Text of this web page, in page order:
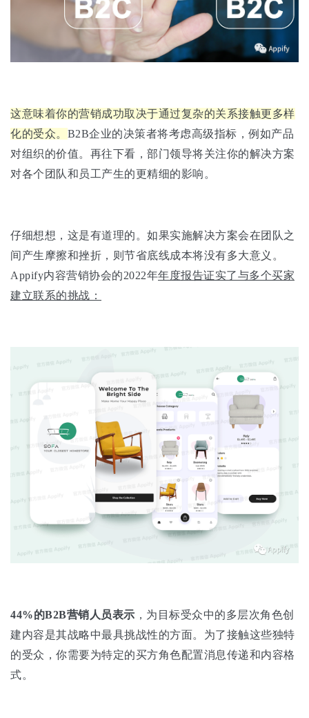
这意味着你的营销成功取决于通过复杂的关系接触更多样
化的受众。 B2B企业的决策者将考虑高级指标，例如产品
对组织的价值。再往下看，部门领导将关注你的解决方案
对各个团队和员工产生的更精细的影响。
仔细想想，这是有道理的。如果实施解决方案会在团队之
间产生摩擦和挫折，则节省底线成本将没有多大意义。
Appify内容营销协会的2022年年度报告证实了与多个买家
建立联系的挑战：
44%的B2B营销人员表示 ，为目标受众中的多层次角色创
建内容是其战略中最具挑战性的方面。为了接触这些独特
的受众，你需要为特定的买方角色配置消息传递和内容格
式。